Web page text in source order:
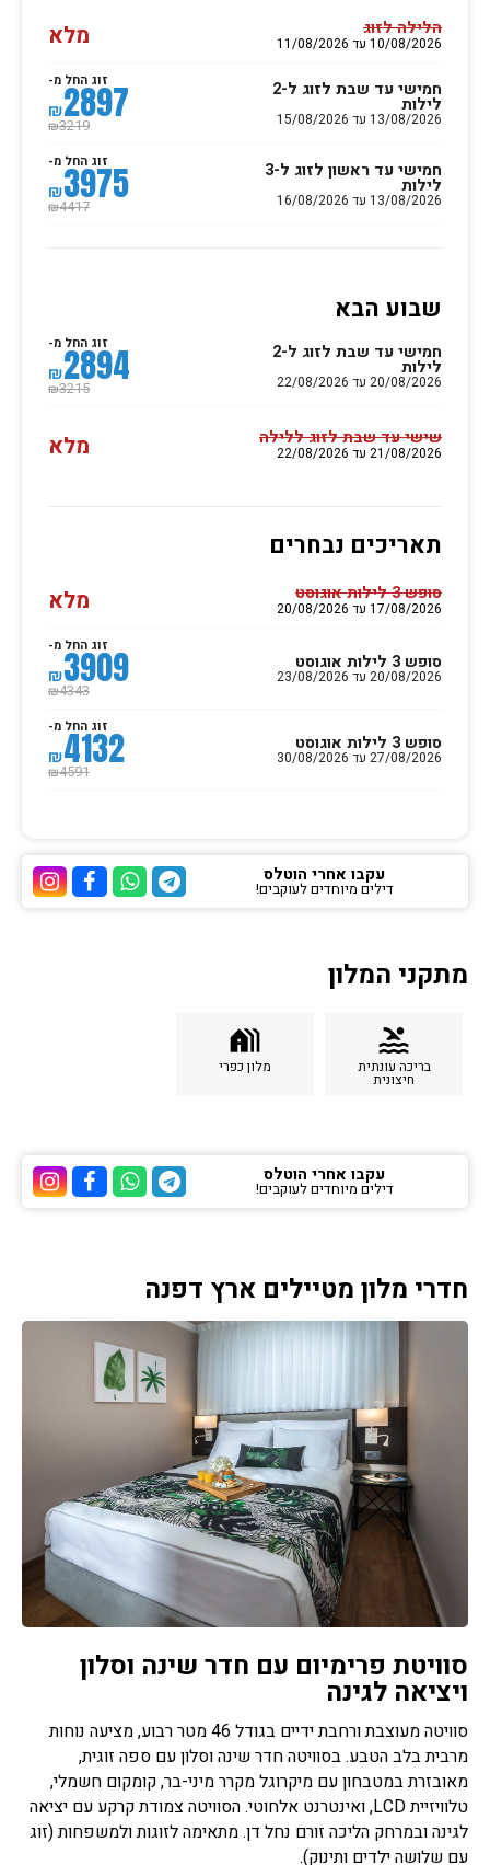
הלילה לזוג
10/08/2026 עד 11/08/2026 מלא
חמישי עד שבת לזוג ל-2
לילות
13/08/2026 עד 15/08/2026
זוג החל מ-
₪2897
₪3219
חמישי עד ראשון לזוג ל-3
לילות
13/08/2026 עד 16/08/2026
זוג החל מ-
₪3975
₪4417
שבוע הבא
חמישי עד שבת לזוג ל-2
לילות
20/08/2026 עד 22/08/2026
זוג החל מ-
₪2894
₪3215
שישי עד שבת לזוג ללילה
21/08/2026 עד 22/08/2026 מלא
תאריכים נבחרים
סופש 3 לילות אוגוסט
17/08/2026 עד 20/08/2026 מלא
סופש 3 לילות אוגוסט
20/08/2026 עד 23/08/2026
זוג החל מ-
₪3909
₪4343
סופש 3 לילות אוגוסט
27/08/2026 עד 30/08/2026
זוג החל מ-
₪4132
₪4591
ערוץ ערוץ
ערוץ הוואטסאפ של
ערוץ הטלגרם של הוטלס
עקבו אחרי הוטלס
דילים מיוחדים לעוקבים!
מתקני המלון
pool
בריכה עונתית
חיצונית
holiday_village
מלון כפרי
ערוץ ערוץ
ערוץ הוואטסאפ של
ערוץ הטלגרם של הוטלס
עקבו אחרי הוטלס
דילים מיוחדים לעוקבים!
חדרי מלון מטיילים ארץ דפנה
סוויטת פרימיום עם חדר שינה וסלון
ויציאה לגינה
סוויטה מעוצבת ורחבת ידיים בגודל 46 מטר רבוע, מציעה נוחות
מרבית בלב הטבע. בסוויטה חדר שינה וסלון עם ספה זוגית,
מאובזרת במטבחון עם מיקרוגל מקרר מיני-בר, קומקום חשמלי,
טלוויזיית LCD, ואינטרנט אלחוטי. הסוויטה צמודת קרקע עם יציאה
לגינה ובמרחק הליכה זורם נחל דן. מתאימה לזוגות ולמשפחות (זוג
עם שלושה ילדים ותינוק).